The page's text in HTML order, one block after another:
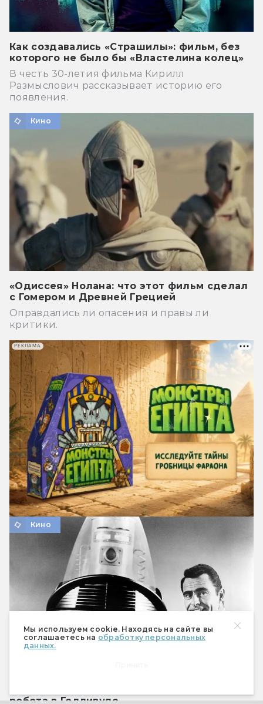
Мы используем cookie. Находясь на сайте вы
соглашаетесь на обработку персональных
данных.
Как создавались «Страшилы»: фильм, без
которого не было бы «Властелина колец»
В честь 30-летия фильма Кирилл
Размыслович рассказывает историю его
появления.
Кино
«Одиссея» Нолана: что этот фильм сделал
с Гомером и Древней Грецией
Оправдались ли опасения и правы ли
критики.
Кино
робота в Голливуде
РЕКЛАМА